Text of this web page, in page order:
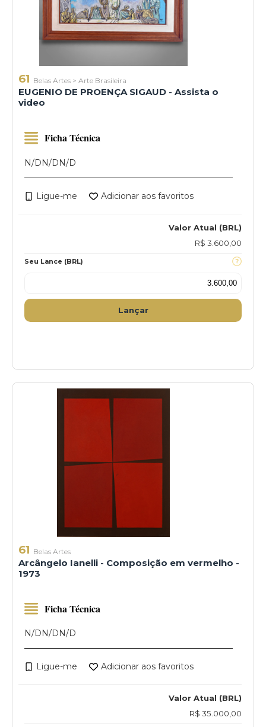
61 Belas Artes > Arte Brasileira
EUGENIO DE PROENÇA SIGAUD - Assista o
video
Valor Atual (BRL)
R$ 3.600,00
Seu Lance (BRL)
Lançar
Ficha Técnica
N/DN/DN/D
Ligue-me Adicionar aos favoritos
61 Belas Artes
Arcângelo Ianelli - Composição em vermelho -
1973
Valor Atual (BRL)
R$ 35.000,00
Ficha Técnica
N/D N/D N/D
Ligue-me Adicionar aos favoritos